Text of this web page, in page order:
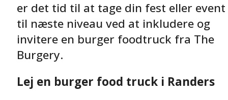
er det tid til at tage din fest eller event
til næste niveau ved at inkludere og
invitere en burger foodtruck fra The
Burgery.
Lej en burger food truck i Randers